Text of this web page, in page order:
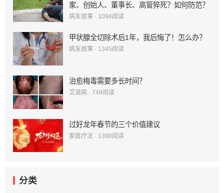
家、创始人、董事长、高管猝死？如何防范？
病友故事· 1094阅读
甲状腺全切除术后1年，我后悔了！怎么办？
病友故事· 1345阅读
治愈梅毒需要多长时间？
艾滋病· 749阅读
过好龙年春节的三个价值建议
家庭疗法 · 1390阅读
分类